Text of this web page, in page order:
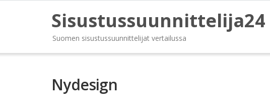
Sisustussuunnittelija24
Suomen sisustussuunnittelijat vertailussa
Nydesign